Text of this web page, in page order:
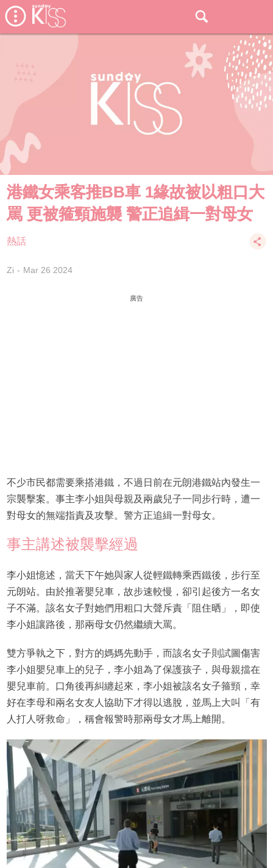
港鐵女乘客推BB車 1緣故被以粗口大
罵 更被箍頸施襲 警正追緝一對母女
熱話
Zi Mar 26 2024
廣告
不少市民都需要乘搭港鐵，不過日前在元朗港鐵站內發生一
宗襲擊案。事主李小姐與母親及兩歲兒子一同步行時，遭一
對母女的無端指責及攻擊。警方正追緝一對母女。
事主講述被襲擊經過
李小姐憶述，當天下午她與家人從輕鐵轉乘西鐵後，步行至
元朗站。由於推著嬰兒車，故步速較慢，卻引起後方一名女
子不滿。該名女子對她們用粗口大聲斥責「阻住晒」，即使
李小姐讓路後，那兩母女仍然繼續大罵。
雙方爭執之下，對方的媽媽先動手，而該名女子則試圖傷害
李小姐嬰兒車上的兒子，李小姐為了保護孩子，與母親擋在
嬰兒車前。口角後再糾纏起來，李小姐被該名女子箍頸，幸
好在李母和兩名女友人協助下才得以逃脫，並馬上大叫「有
人打人呀救命」，稱會報警時那兩母女才馬上離開。